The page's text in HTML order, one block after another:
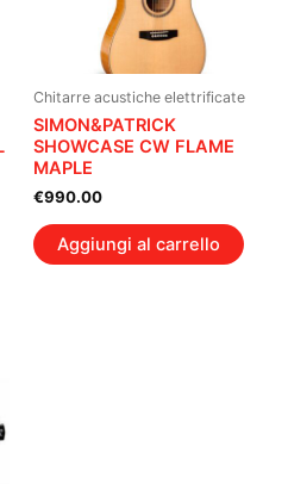
Chitarre acustiche elettrificate
SIMON&PATRICK
SHOWCASE CW FLAME
MAPLE
€990.00
Aggiungi al carrello